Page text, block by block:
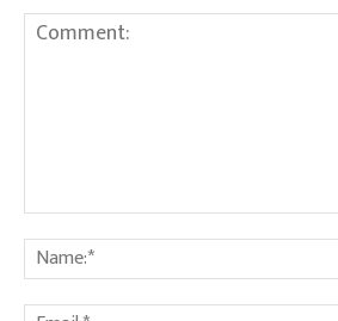
Comment: